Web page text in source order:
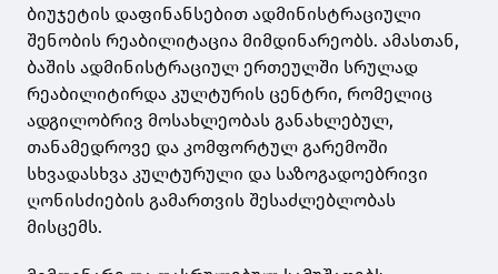
ბიუჯეტის დაფინანსებით ადმინისტრაციული
შენობის რეაბილიტაცია მიმდინარეობს. ამასთან,
ბაშის ადმინისტრაციულ ერთეულში სრულად
რეაბილიტირდა კულტურის ცენტრი, რომელიც
ადგილობრივ მოსახლეობას განახლებულ,
თანამედროვე და კომფორტულ გარემოში
სხვადასხვა კულტურული და საზოგადოებრივი
ღონისძიების გამართვის შესაძლებლობას
მისცემს.